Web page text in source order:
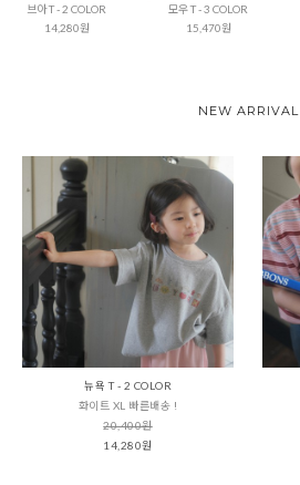
브아 T - 2 COLOR
14,280원
모우 T - 3 COLOR
15,470원
NEW ARRIVAL
뉴욕 T - 2 COLOR
화이트 XL 빠른배송 !
20,400원
14,280원